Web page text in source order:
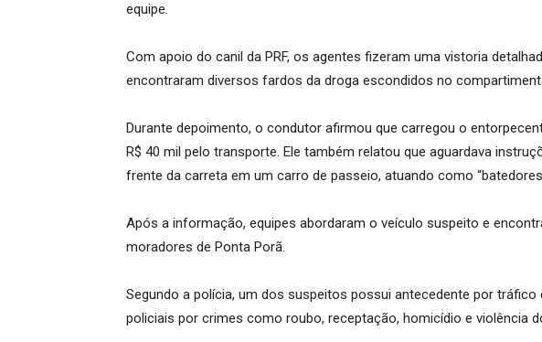
equipe.
Com apoio do canil da PRF, os agentes fizeram uma vistoria
encontraram diversos fardos da droga escondidos no
Durante depoimento, o condutor afirmou que carregou o
R$ 40 mil pelo transporte. Ele também relatou que aguardava
frente da carreta em um carro de passeio, atuando como
Após a informação, equipes abordaram o veículo suspeito e
moradores de Ponta Porã.
Segundo a polícia, um dos suspeitos possui antecedente por
policiais por crimes como roubo, receptação, homicídio e violência